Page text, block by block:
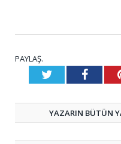
PAYLAŞ.
Twitter
YAZARIN BÜTÜN